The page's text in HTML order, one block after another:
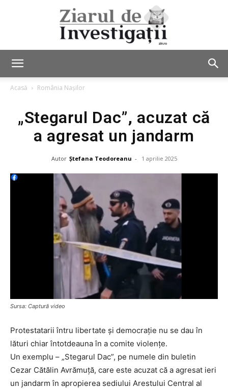
de
Investigații
Acasă România Nașilor
„Stegarul Dac”, acuzat că
a agresat un jandarm
Autor Ștefana Teodoreanu - 1 aprilie 2025
Sursa: Captură video
Protestatarii întru libertate și democrație nu se dau în
lături chiar întotdeauna în a comite violențe.
Un exemplu – „Stegarul Dac”, pe numele din buletin
Cezar Cătălin Avrămuță, care este acuzat că a agresat ieri
un jandarm în apropierea sediului Arestului Central al